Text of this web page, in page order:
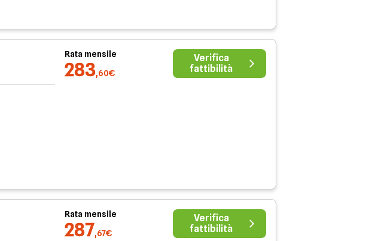
Rata mensile
283,60€
Verifica
fattibilità
Rata mensile
287,67€
Verifica
fattibilità